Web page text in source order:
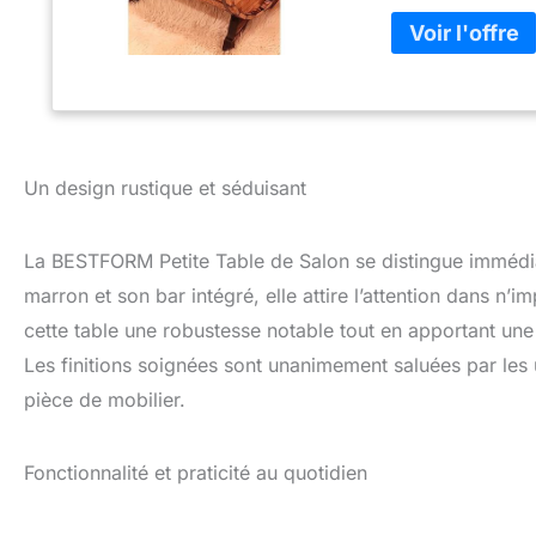
Dimensions
s'intègre
de votre canapé.
rangement
ustensiles avec
main tout en
profitez d'un
sacrifier le style.
Un design rustique et séduisant
La BESTFORM Petite Table de Salon se distingue
marron et son bar intégré, elle attire l’attention dans
cette table une robustesse notable tout en apportant
Les finitions soignées sont unanimement saluées par
pièce de mobilier.
Fonctionnalité et praticité au quotidien